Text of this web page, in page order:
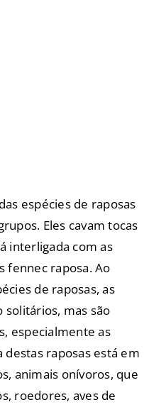
espécies de raposas
Eles cavam tocas
interligada com as
fennec raposa. Ao
de raposas, as
solitários, mas são
especialmente as
raposas está em
animais onívoros, que
roedores, aves de